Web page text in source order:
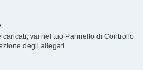
vai nel tuo Pannello di Controllo
degli allegati.